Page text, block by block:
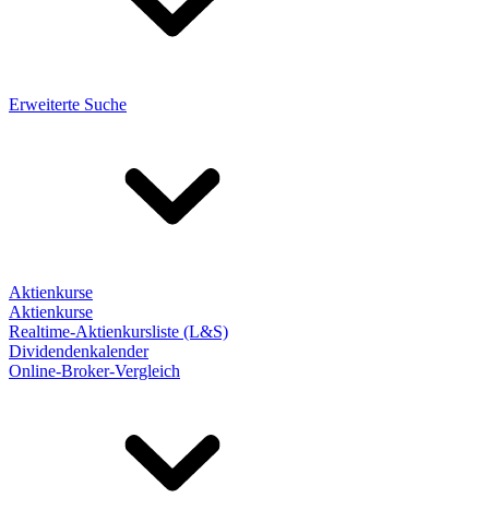
Erweiterte Suche
Aktienkurse
Aktienkurse
Realtime-Aktienkursliste (L&S)
Dividendenkalender
Online-Broker-Vergleich